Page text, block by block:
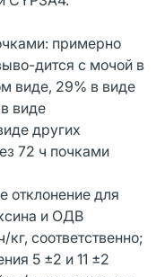
примерно
дится с мочой в
виде, 29% в виде
виде
других
72 ч почками
отклонение для
и ОДВ
соответственно;
5 ±2 и 11 ±2